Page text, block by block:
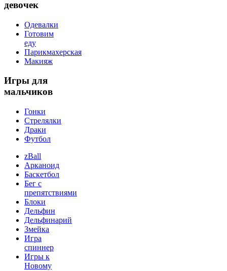
девочек
Одевалки
Готовим
еду
Парикмахерская
Макияж
Игры для
мальчиков
Гонки
Стрелялки
Драки
Футбол
zBall
Арканоид
Баскетбол
Бег с
препятствиями
Блоки
Дельфин
Дельфинарий
Змейка
Игра
спиннер
Игры к
Новому